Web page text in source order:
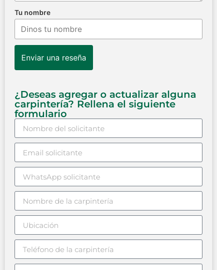
Tu nombre
Enviar una reseña
¿Deseas agregar o actualizar alguna
carpintería? Rellena el siguiente
formulario